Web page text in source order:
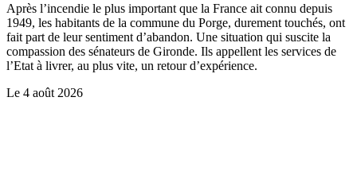
Après l’incendie le plus important que la France ait connu depuis
1949, les habitants de la commune du Porge, durement touchés, ont
fait part de leur sentiment d’abandon. Une situation qui suscite la
compassion des sénateurs de Gironde. Ils appellent les services de
l’Etat à livrer, au plus vite, un retour d’expérience.
Le 4 août 2026